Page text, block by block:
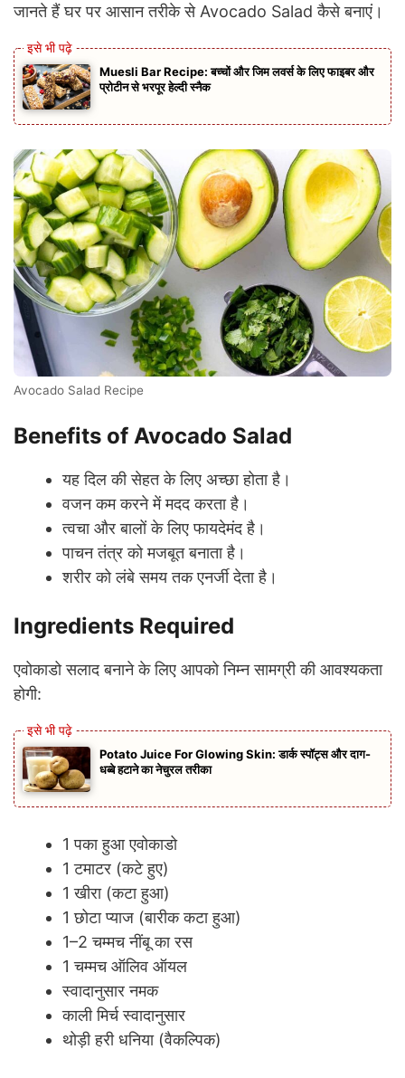
जानते हैं घर पर आसान तरीके से Avocado Salad कैसे बनाएं।
Muesli Bar Recipe: बच्चों और जिम लवर्स के लिए फाइबर और
प्रोटीन से भरपूर हेल्दी स्नैक
Avocado Salad Recipe
Benefits of Avocado Salad
यह दिल की सेहत के लिए अच्छा होता है।
वजन कम करने में मदद करता है।
त्वचा और बालों के लिए फायदेमंद है।
पाचन तंत्र को मजबूत बनाता है।
शरीर को लंबे समय तक एनर्जी देता है।
Ingredients Required
एवोकाडो सलाद बनाने के लिए आपको निम्न सामग्री की आवश्यकता
होगी:
Potato Juice For Glowing Skin: डार्क स्पॉट्स और दाग-
धब्बे हटाने का नेचुरल तरीका
1 पका हुआ एवोकाडो
1 टमाटर (कटे हुए)
1 खीरा (कटा हुआ)
1 छोटा प्याज (बारीक कटा हुआ)
1–2 चम्मच नींबू का रस
1 चम्मच ऑलिव ऑयल
स्वादानुसार नमक
काली मिर्च स्वादानुसार
थोड़ी हरी धनिया (वैकल्पिक)